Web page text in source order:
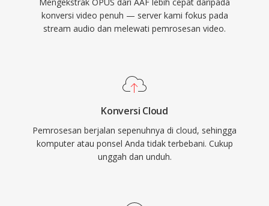
dengan decoder Opus. WhatsApp, Discord,
Zoom, dan YouTube semuanya mengandalkan
konversi video penuh — server kami fokus pada
stream audio dan melewati pemrosesan video.
Konversi Cloud
Pemrosesan berjalan sepenuhnya di cloud, sehingga
komputer atau ponsel Anda tidak terbebani. Cukup
unggah dan unduh.